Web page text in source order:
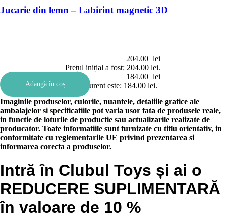
Jucarie din lemn – Labirint magnetic 3D
204.00 lei
Prețul inițial a fost: 204.00 lei.
184.00 lei
Prețul curent este: 184.00 lei.
Adaugă în coș
Imaginile produselor, culorile, nuantele, detaliile grafice ale
ambalajelor si specificatiile pot varia usor fata de produsele reale,
in functie de loturile de productie sau actualizarile realizate de
producator. Toate informatiile sunt furnizate cu titlu orientativ, in
conformitate cu reglementarile UE privind prezentarea si
informarea corecta a produselor.
Intră în Clubul Toys și ai o
REDUCERE SUPLIMENTARĂ
în valoare de 10 %